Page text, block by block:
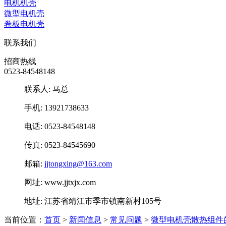
电机机壳
微型电机壳
卷板电机壳
联系我们
招商热线
0523-84548148
联系人: 马总
手机: 13921738633
电话: 0523-84548148
传真: 0523-84545690
邮箱: jjtongxing@163.com
网址: www.jjtxjx.com
地址: 江苏省靖江市季市镇南新村105号
当前位置： 首页 > 新闻信息 > 常见问题 > 微型电机壳散热组件